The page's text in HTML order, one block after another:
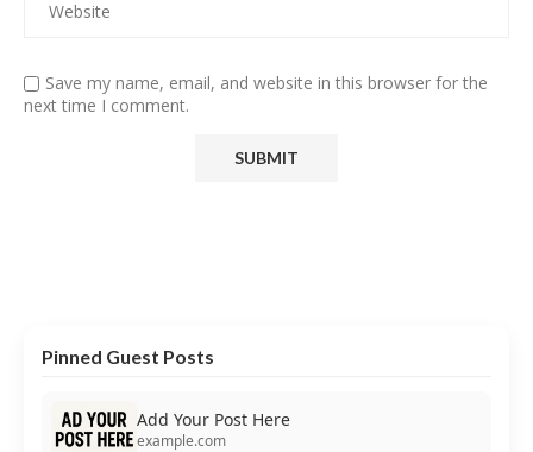
Save my name, email, and website in this browser for the
next time I comment.
Pinned Guest Posts
Add Your Post Here
example.com